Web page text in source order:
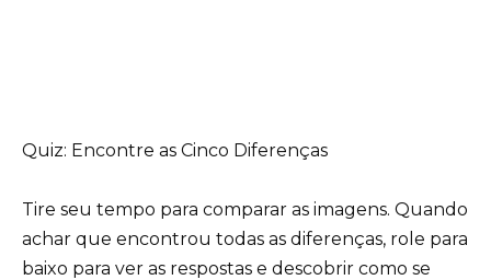
Quiz: Encontre as Cinco Diferenças
Tire seu tempo para comparar as imagens. Quando
achar que encontrou todas as diferenças, role para
baixo para ver as respostas e descobrir como se